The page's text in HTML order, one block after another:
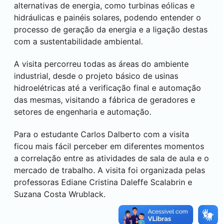
alternativas de energia, como turbinas eólicas e
hidráulicas e painéis solares, podendo entender o
processo de geração da energia e a ligação destas
com a sustentabilidade ambiental.
A visita percorreu todas as áreas do ambiente
industrial, desde o projeto básico de usinas
hidroelétricas até a verificação final e automação
das mesmas, visitando a fábrica de geradores e
setores de engenharia e automação.
Para o estudante Carlos Dalberto com a visita
ficou mais fácil perceber em diferentes momentos
a correlação entre as atividades de sala de aula e o
mercado de trabalho. A visita foi organizada pelas
professoras Ediane Cristina Daleffe Scalabrin e
Suzana Costa Wrublack.